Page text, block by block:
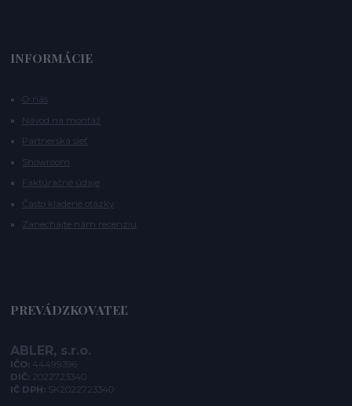
INFORMÁCIE
O nás
Návod na montáž
Partnerská sieť
Showroom
Faktúračné údaje
Často kladené otázky
Zanechajte nám recenziu
PREVÁDZKOVATEĽ
ABLER, s.r.o.
IČO: 44499396
DIČ: 2022723340
IČ DPH: SK2022723340